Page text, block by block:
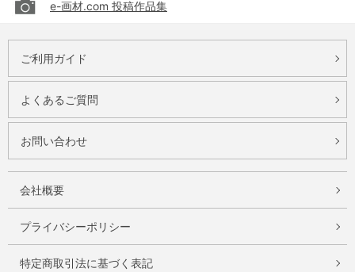
e-画材.com 投稿作品集
ご利用ガイド
よくあるご質問
お問い合わせ
会社概要
プライバシーポリシー
特定商取引法に基づく表記